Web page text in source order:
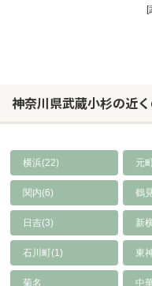
[
神奈川県武蔵小杉の近
横浜(22) 元
関内(6) 鶴
日吉(3) 新
石川町(1) 東
菊名 中